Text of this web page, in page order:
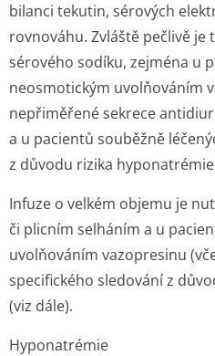
bilanci tekutin, sérových
rovnováhu. Zvláště pečlivě
sérového sodíku, zejména u
neosmotickým uvolňováním
nepřiměřené sekrece
a u pacientů souběžně
z důvodu rizika hyponatrémie
Infuze o velkém objemu je
či plicním selháním a u
uvolňováním vazopresinu
specifického sledování z
(viz dále).
Hyponatrémie